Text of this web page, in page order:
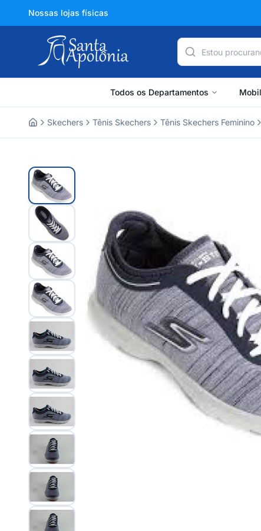
Nossas lojas físicas
Todos os Departamentos
Skechers Tênis Skechers Tênis Skechers Feminino